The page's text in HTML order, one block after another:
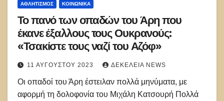
ΑΘΛΗΤΙΣΜΌΣ ΚΟΙΝΩΝΙΚΑ
Το πανό των οπαδών του Άρη που
έκανε έξαλλους τους Ουκρανούς:
«Τσακίστε τους ναζί του Αζόφ»
11 ΑΥΓΟΎΣΤΟΥ 2023 ΔΕΚΈΛΕΙΑ NEWS
Οι οπαδοί του Άρη έστειλαν πολλά μηνύματα, με
αφορμή τη δολοφονία του Μιχάλη Κατσουρή Πολλά